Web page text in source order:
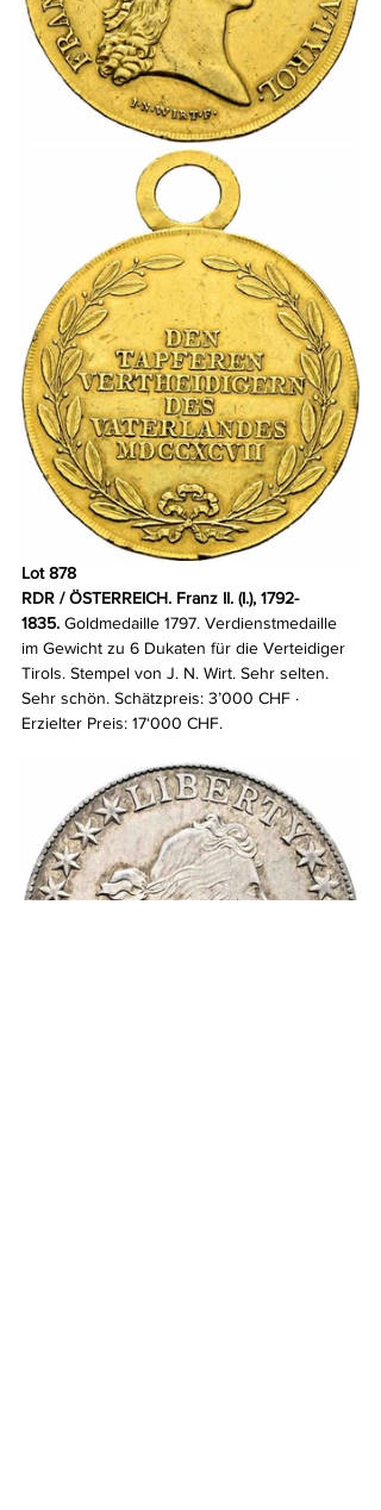
Lot 878
RDR / ÖSTERREICH. Franz II. (I.), 1792-
1835. Goldmedaille 1797. Verdienstmedaille
im Gewicht zu 6 Dukaten für die Verteidiger
Tirols. Stempel von J. N. Wirt. Sehr selten.
Sehr schön. Schätzpreis: 3’000 CHF ·
Erzielter Preis: 17‘000 CHF.